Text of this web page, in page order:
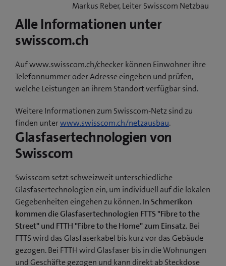
Markus Reber, Leiter Swisscom Netzbau
Alle Informationen unter
swisscom.ch
Auf www.swisscom.ch/checker können Einwohner ihre
Telefonnummer oder Adresse eingeben und prüfen,
welche Leistungen an ihrem Standort verfügbar sind.
Weitere Informationen zum Swisscom-Netz sind zu
finden unterwww.swisscom.ch/netzausbau.
Glasfasertechnologien von
Swisscom
Swisscom setzt schweizweit unterschiedliche
Glasfasertechnologien ein, um individuell auf die lokalen
Gegebenheiten eingehen zu können.In Schmerikon
kommen die Glasfasertechnologien FTTS "Fibre to the
Street" und FTTH "Fibre to the Home" zum Einsatz. Bei
FTTS wird das Glasfaserkabel bis kurz vor das Gebäude
gezogen. Bei FTTH wird Glasfaser bis in die Wohnungen
und Geschäfte gezogen und kann direkt ab Steckdose